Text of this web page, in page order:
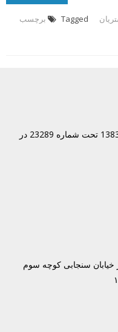
Tagged
برچسب
شرکت پارس کاوش پلیمر در تاریخ 1383/7/27 تحت شماره 23289 در
خیابان سنجابی کوچه سوم